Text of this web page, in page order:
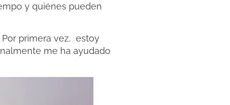
y quiénes pueden
primera vez, estoy
me ha ayudado